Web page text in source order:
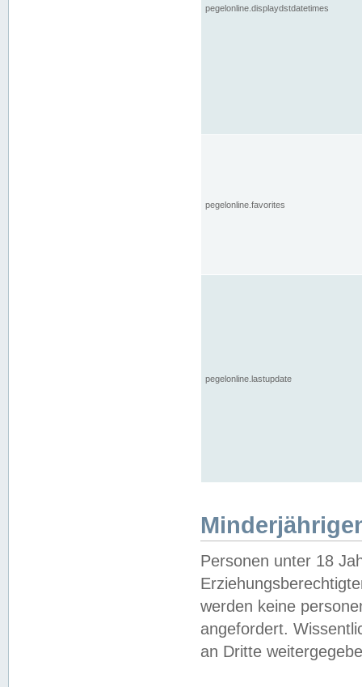
pegelonline.displaydstdatetimes
pegelonline.favorites
pegelonline.lastupdate
Personen unter 18
werden keine
angefordert.
an Dritte